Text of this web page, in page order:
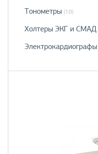
Тонометры (10)
Холтеры ЭКГ и СМАД
Электрокардиографы